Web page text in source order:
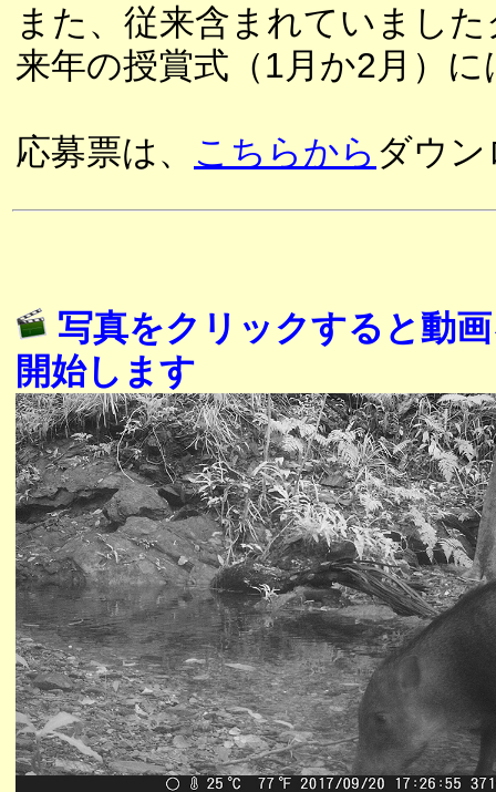
また、従来含まれていまし
来年の授賞式（1月か2月）
応募票は、 こちらから ダウ
写真をクリックすると動
開始します